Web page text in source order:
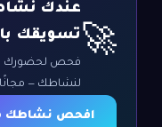
🚀
عندك
تسويقك
لنشاطك —
افحص نشاطك